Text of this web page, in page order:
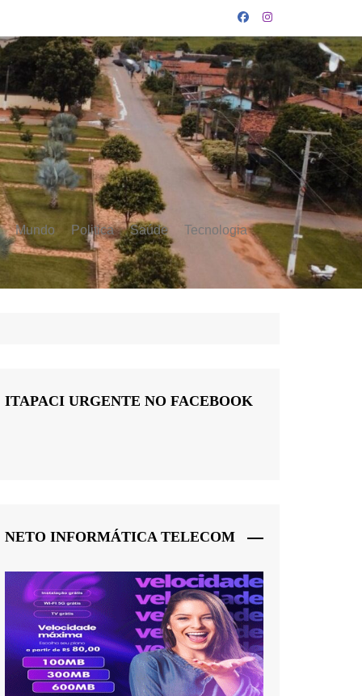
Mundo Politica Saúde Tecnologia
ITAPACI URGENTE NO FACEBOOK
NETO INFORMÁTICA TELECOM